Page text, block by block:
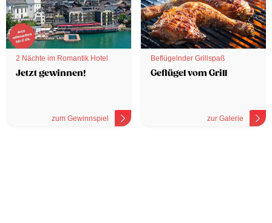
2 Nächte im Romantik Hotel
Jetzt gewinnen!
zum Gewinnspiel
Beflügelnder Grillspaß
Geflügel vom Grill
zur Galerie